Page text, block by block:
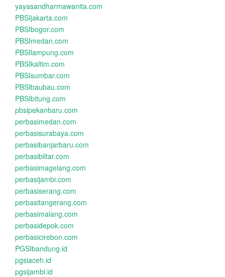
yayasandharmawanita.com
PBSIjakarta.com
PBSIbogor.com
PBSImedan.com
PBSIlampung.com
PBSIkaltim.com
PBSIsumbar.com
PBSIbaubau.com
PBSIbitung.com
pbsipekanbaru.com
perbasimedan.com
perbasisurabaya.com
perbasibanjarbaru.com
perbasiblitar.com
perbasimagelang.com
perbasijambi.com
perbasiserang.com
perbasitangerang.com
perbasimalang.com
perbasidepok.com
perbasicirebon.com
PGSIbandung.id
pgsiaceh.id
pgsijambi.id